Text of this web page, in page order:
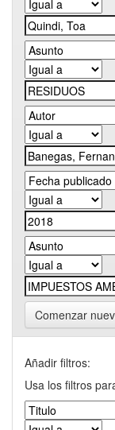
Comenzar
Añadir filtros:
Usa los filtros